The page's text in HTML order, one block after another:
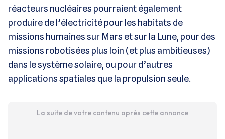
réacteurs nucléaires pourraient également
produire de l’électricité pour les habitats de
missions humaines sur Mars et sur la Lune, pour des
missions robotisées plus loin (et plus ambitieuses)
dans le système solaire, ou pour d’autres
applications spatiales que la propulsion seule.
La suite de votre contenu après cette annonce